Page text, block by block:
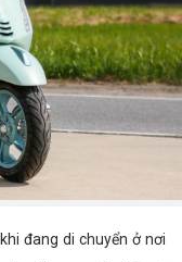
đang di chuyển ở nơi